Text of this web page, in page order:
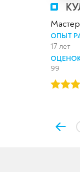
ОПЫТ
17 лет
99